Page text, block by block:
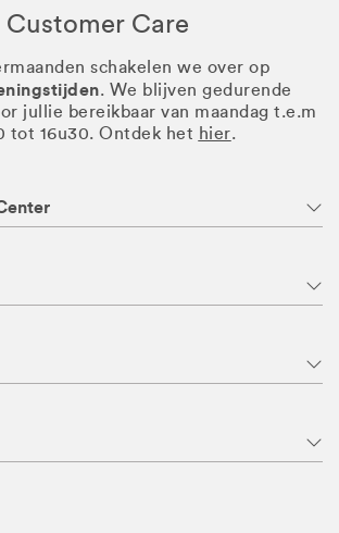
Care
schakelen we over op
. We blijven gedurende
jullie bereikbaar van maandag t.e.m
tot 16u30. Ontdek het hier.